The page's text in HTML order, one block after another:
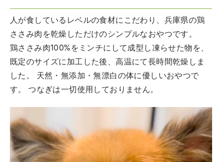
人が食しているレベルの食材にこだわり、兵庫県の鶏
ささみ肉を乾燥しただけのシンプルなおやつです。
鶏ささみ肉100%をミンチにして成型し凍らせた物を、
既定のサイズに加工した後、高温にて長時間乾燥しま
した。 天然・無添加・無漂白の体に優しいおやつで
す。 つなぎは一切使用しておりません。